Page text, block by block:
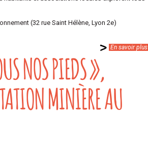
(32 rue Saint Hélène, Lyon 2e)
En savoir plus
NOS PIEDS »,
MINIÈRE AU